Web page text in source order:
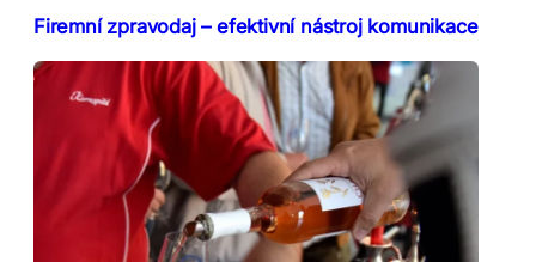
Firemní zpravodaj – efektivní nástroj komunikace